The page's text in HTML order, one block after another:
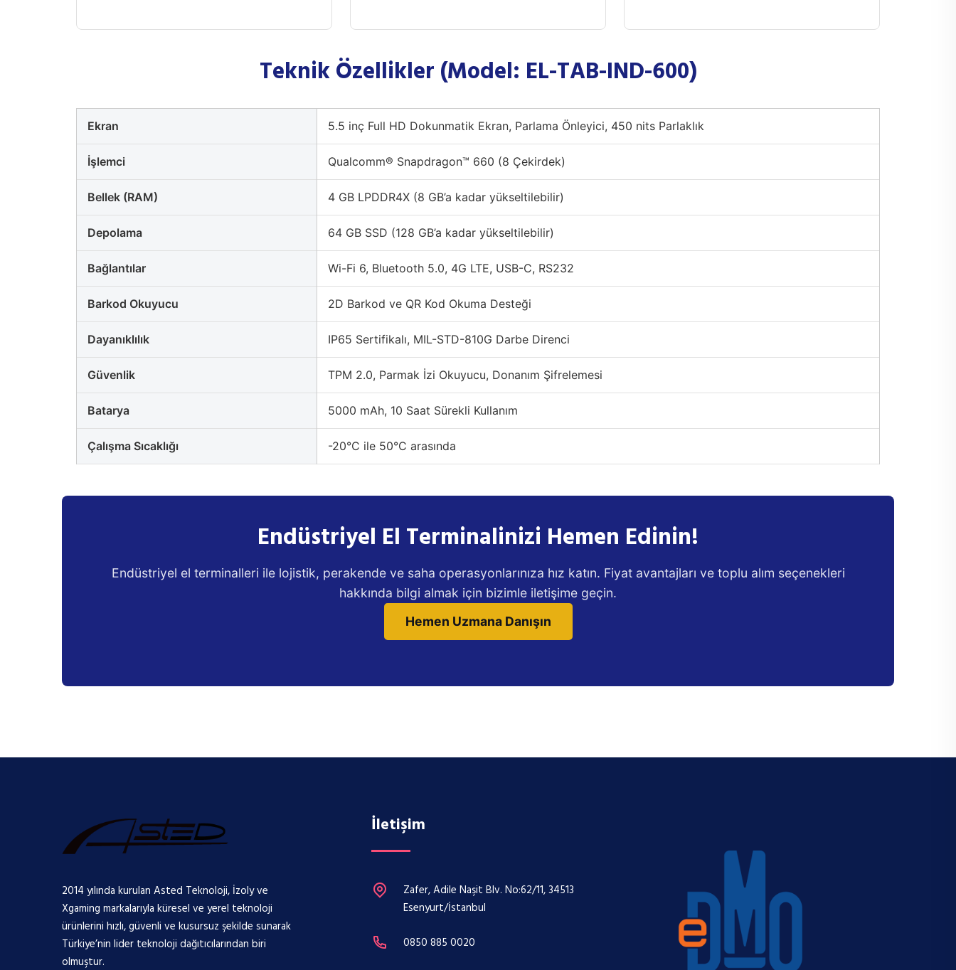
Teknik Özellikler (Model: EL-TAB-IND-600)
Ekran 5.5 inç Full HD Dokunmatik Ekran, Parlama Önleyici, 450 nits Parlaklık
İşlemci Qualcomm® Snapdragon™ 660 (8 Çekirdek)
Bellek (RAM) 4 GB LPDDR4X (8 GB’a kadar yükseltilebilir)
Depolama 64 GB SSD (128 GB’a kadar yükseltilebilir)
Bağlantılar Wi-Fi 6, Bluetooth 5.0, 4G LTE, USB-C, RS232
Barkod Okuyucu 2D Barkod ve QR Kod Okuma Desteği
Dayanıklılık IP65 Sertifikalı, MIL-STD-810G Darbe Direnci
Güvenlik TPM 2.0, Parmak İzi Okuyucu, Donanım Şifrelemesi
Batarya 5000 mAh, 10 Saat Sürekli Kullanım
Çalışma Sıcaklığı -20°C ile 50°C arasında
Endüstriyel El Terminalinizi Hemen Edinin!
Endüstriyel el terminalleri ile lojistik, perakende ve saha operasyonlarınıza hız katın. Fiyat avantajları ve toplu alım seçenekleri
hakkında bilgi almak için bizimle iletişime geçin.
Hemen Uzmana Danışın
2014 yılında kurulan Asted Teknoloji, İzoly ve
Xgaming markalarıyla küresel ve yerel teknoloji
ürünlerini hızlı, güvenli ve kusursuz şekilde sunarak
Türkiye’nin lider teknoloji dağıtıcılarından biri
olmuştur.
İletişim
Zafer, Adile Naşit Blv. No:62/11, 34513
Esenyurt/İstanbul
0850 885 0020